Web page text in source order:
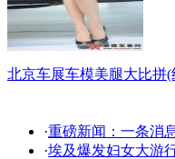
北京车展车模美腿大比拼(
·重磅新闻：一条消
·埃及爆发妇女大游